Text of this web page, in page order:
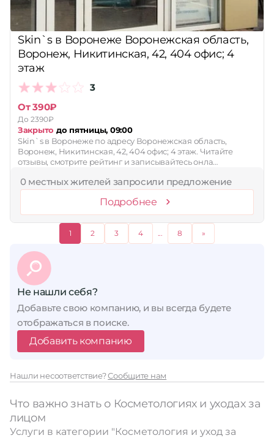
Skin`s в Воронеже Воронежская область,
Воронеж, Никитинская, 42, 404 офис; 4
этаж
3
От 390₽
До 2390₽
Закрыто до пятницы, 09:00
Skin`s в Воронеже по адресу Воронежская область,
Воронеж, Никитинская, 42, 404 офис; 4 этаж. Читайте
отзывы, смотрите рейтинг и записывайтесь онла…
0 местных жителей запросили предложение
Подробнее
1 2 3 4 ... 8 »
Не нашли себя?
Добавьте свою компанию, и вы всегда будете
отображаться в поиске.
Добавить компанию
Нашли несоответствие?Сообщите нам
Что важно знать о Косметологиях и уходах за
лицом
Услуги в категории "Косметология и уход за